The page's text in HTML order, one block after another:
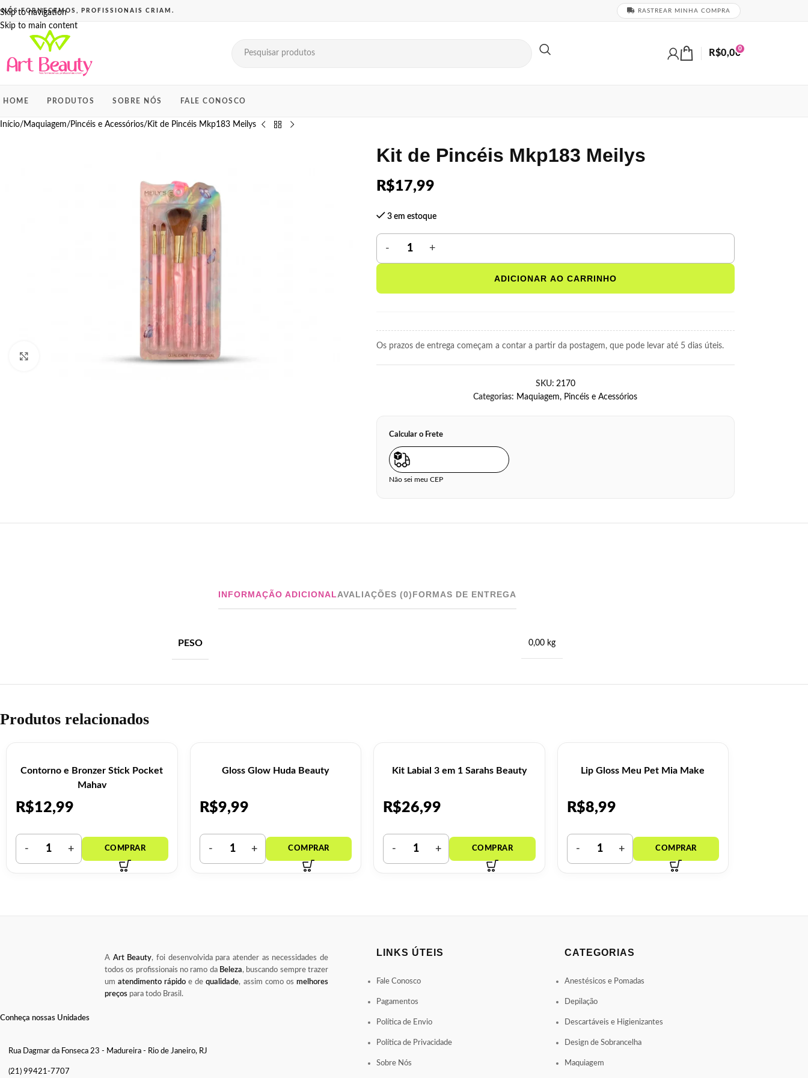
Skip to navigation
Skip to main content
RASTREAR MINHA COMPRA
0
R$0,00
HOME PRODUTOS SOBRE NÓS FALE CONOSCO
Início Maquiagem Pincéis e Acessórios Kit de Pincéis Mkp183 Meilys
Kit de Pincéis Mkp183 Meilys
R$17,99
3 em estoque
ADICIONAR AO CARRINHO
Os prazos de entrega começam a contar a partir da postagem, que pode levar até 5 dias úteis.
SKU: 2170
Categorias: Maquiagem, Pincéis e Acessórios
Calcular o Frete
Não sei meu CEP
INFORMAÇÃO ADICIONALAVALIAÇÕES (0)FORMAS DE ENTREGA
PESO 0,00 kg
Produtos relacionados
Contorno e Bronzer Stick Pocket
Mahav
R$12,99
Gloss Glow Huda Beauty
R$9,99
Kit Labial 3 em 1 Sarahs Beauty
R$26,99
Lip Gloss Meu Pet Mia Make
R$8,99
A Art Beauty, foi desenvolvida para atender as necessidades de
todos os profissionais no ramo da Beleza, buscando sempre trazer
um atendimento rápido e dequalidade, assim como os melhores
preçospara todo Brasil.
Conheça nossas Unidades
Rua Dagmar da Fonseca 23 - Madureira - Rio de Janeiro, RJ
(21) 99421-7707
LINKS ÚTEIS
Fale Conosco
Pagamentos
Política de Envio
Política de Privacidade
Sobre Nós
CATEGORIAS
Anestésicos e Pomadas
Depilação
Descartáveis e Higienizantes
Design de Sobrancelha
Maquiagem